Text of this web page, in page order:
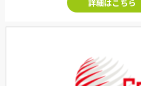
詳細はこちら